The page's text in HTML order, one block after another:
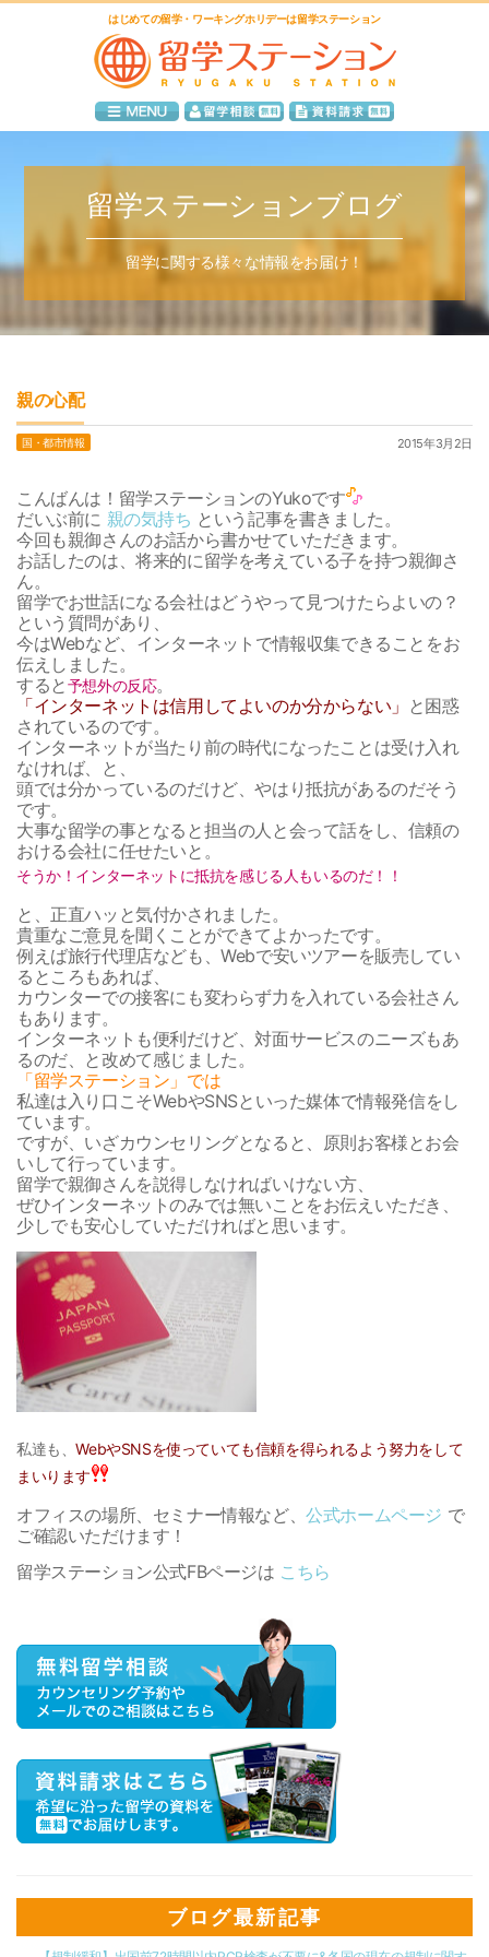
はじめての留学・ワーキングホリデーは留学ステーション
留学ステーションブログ
留学に関する様々な情報をお届け！
親の心配
国・都市情報 2015年3月2日
こんばんは！留学ステーションのYukoです
だいぶ前に 親の気持ち という記事を書きました。
今回も親御さんのお話から書かせていただきます。
お話したのは、将来的に留学を考えている子を持つ親御さ
ん。
留学でお世話になる会社はどうやって見つけたらよいの？
という質問があり、
今はWebなど、インターネットで情報収集できることをお
伝えしました。
すると予想外の反応。
「インターネットは信用してよいのか分からない」 と困惑
されているのです。
インターネットが当たり前の時代になったことは受け入れ
なければ、と、
頭では分かっているのだけど、やはり抵抗があるのだそう
です。
大事な留学の事となると担当の人と会って話をし、信頼の
おける会社に任せたいと。
そうか！インターネットに抵抗を感じる人もいるのだ！！
と、正直ハッと気付かされました。
貴重なご意見を聞くことができてよかったです。
例えば旅行代理店なども、Webで安いツアーを販売してい
るところもあれば、
カウンターでの接客にも変わらず力を入れている会社さん
もあります。
インターネットも便利だけど、対面サービスのニーズもあ
るのだ、と改めて感じました。
「留学ステーション」では
私達は入り口こそWebやSNSといった媒体で情報発信をし
ています。
ですが、いざカウンセリングとなると、原則お客様とお会
いして行っています。
留学で親御さんを説得しなければいけない方、
ぜひインターネットのみでは無いことをお伝えいただき、
少しでも安心していただければと思います。
私達も、WebやSNSを使っていても信頼を得られるよう努力をして
まいります
オフィスの場所、セミナー情報など、公式ホームページ で
ご確認いただけます！
留学ステーション公式FBページは こちら
ブログ最新記事